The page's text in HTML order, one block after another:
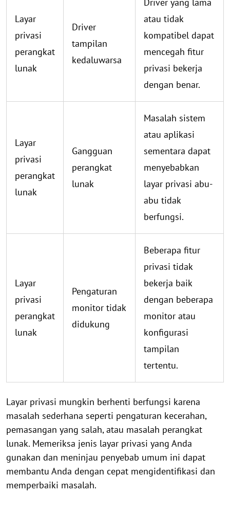
Layar
privasi
perangkat
lunak
Driver
tampilan
kedaluwarsa
atau tidak
kompatibel dapat
mencegah fitur
privasi bekerja
dengan benar.
Layar
privasi
perangkat
lunak
Gangguan
perangkat
lunak
Masalah sistem
atau aplikasi
sementara dapat
menyebabkan
layar privasi abu-
abu tidak
berfungsi.
Layar
privasi
perangkat
lunak
Pengaturan
monitor tidak
didukung
Beberapa fitur
privasi tidak
bekerja baik
dengan beberapa
monitor atau
konfigurasi
tampilan
tertentu.
Layar privasi mungkin berhenti berfungsi karena
masalah sederhana seperti pengaturan kecerahan,
pemasangan yang salah, atau masalah perangkat
lunak. Memeriksa jenis layar privasi yang Anda
gunakan dan meninjau penyebab umum ini dapat
membantu Anda dengan cepat mengidentifikasi dan
memperbaiki masalah.